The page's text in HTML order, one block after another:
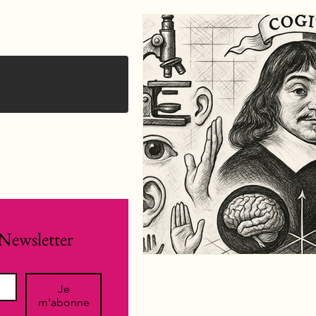
Je
m'abonne